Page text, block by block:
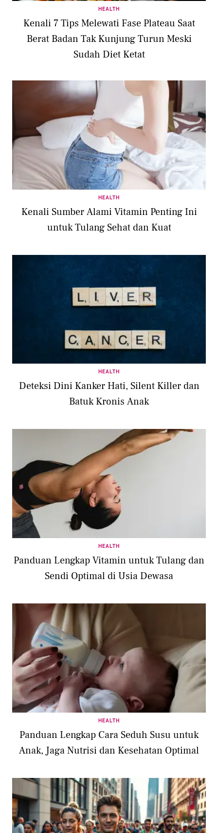
HEALTH
Kenali 7 Tips Melewati Fase Plateau Saat
Berat Badan Tak Kunjung Turun Meski
Sudah Diet Ketat
HEALTH
Kenali Sumber Alami Vitamin Penting Ini
untuk Tulang Sehat dan Kuat
HEALTH
Deteksi Dini Kanker Hati, Silent Killer dan
Batuk Kronis Anak
HEALTH
Panduan Lengkap Vitamin untuk Tulang dan
Sendi Optimal di Usia Dewasa
HEALTH
Panduan Lengkap Cara Seduh Susu untuk
Anak, Jaga Nutrisi dan Kesehatan Optimal